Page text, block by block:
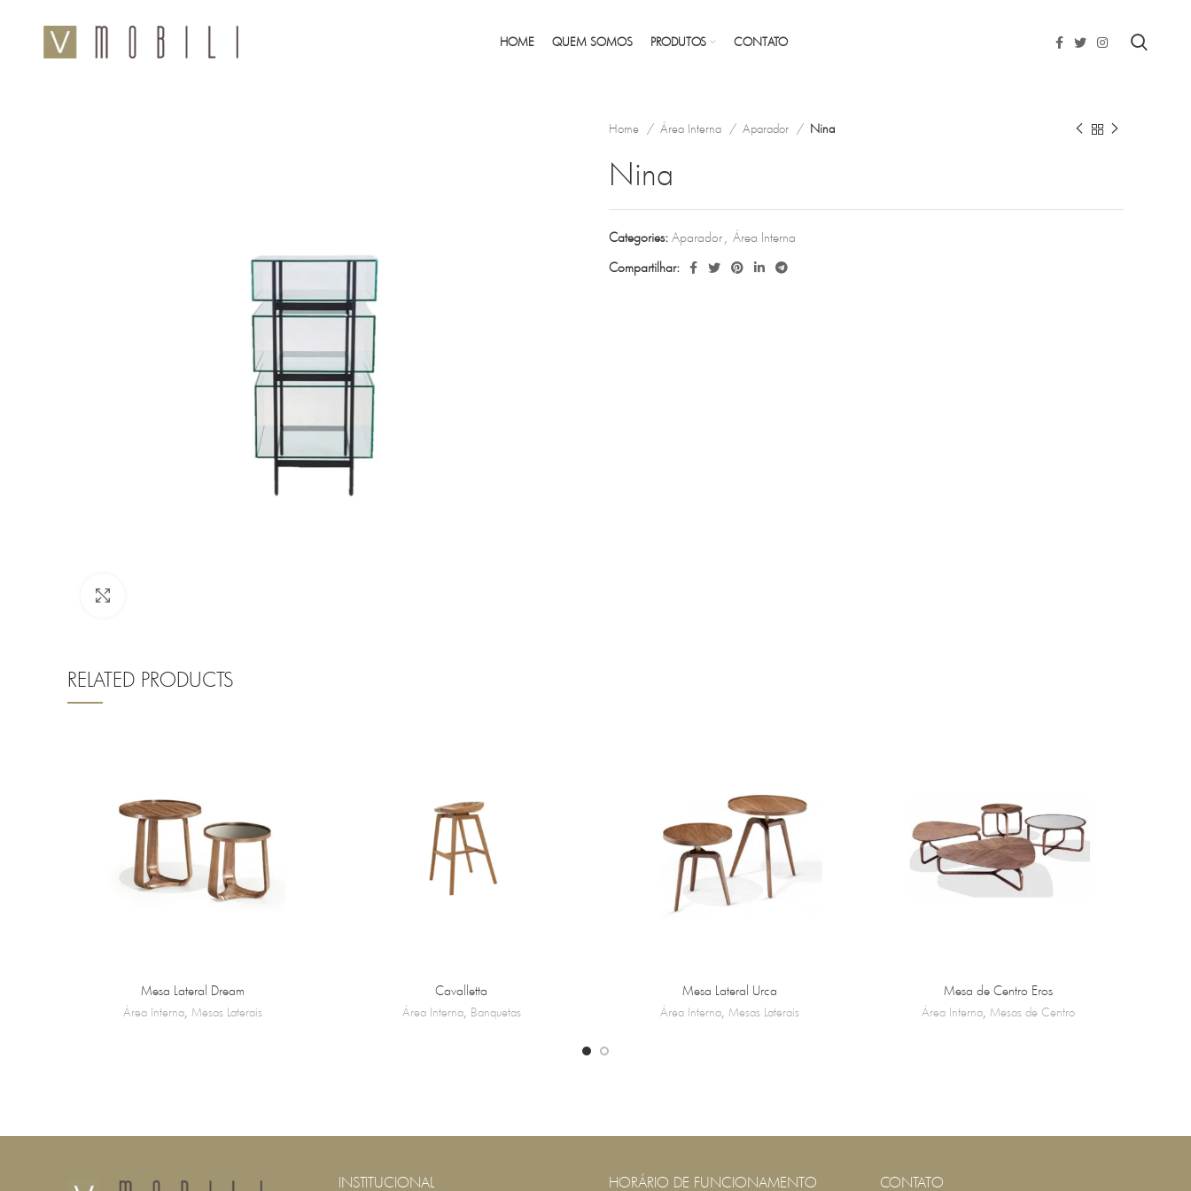
HOME QUEM SOMOS PRODUTOS CONTATO
Home Área Interna Aparador Nina
Nina
Categories: Aparador , Área Interna
Compartilhar:
RELATED PRODUCTS
Mesa Lateral Dream
Área Interna, Mesas Laterais
Cavalletta
Área Interna, Banquetas
Mesa Lateral Urca
Área Interna, Mesas Laterais
Mesa de Centro Eros
Área Interna, Mesas de Centro
INSTITUCIONAL HORÁRIO DE FUNCIONAMENTO CONTATO